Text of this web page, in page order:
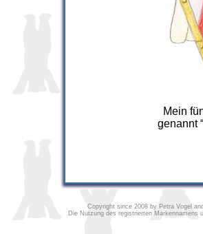
Copyright since 2008 by Petra Vogel
Die Nutzung des registrierten Markennamens
Mein
genannt